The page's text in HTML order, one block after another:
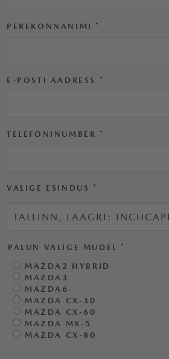
PEREKONNANIMI *
E-POSTI AADRESS *
TELEFONINUMBER *
VALIGE ESINDUS *
PALUN VALIGE MUDEL *
MAZDA2 HYBRID
MAZDA3
MAZDA6
MAZDA CX-30
MAZDA CX-60
MAZDA MX-5
MAZDA CX-80